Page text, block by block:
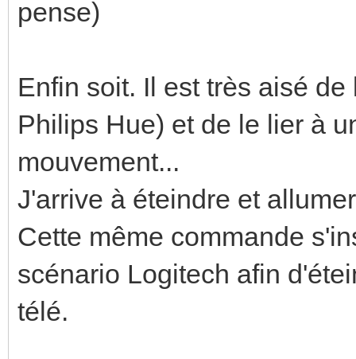
pense)
Enfin soit. Il est très aisé
Philips Hue) et de le lier à
mouvement...
J'arrive à éteindre et
Cette même commande
scénario Logitech afin
télé.